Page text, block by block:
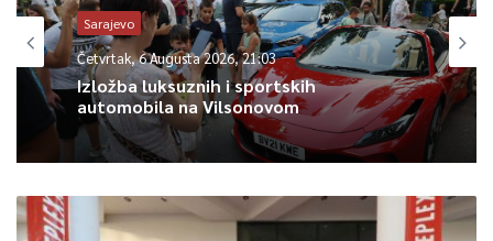
pitanja o tretmanu opozicionara, ističući američka domaća
previranja, uključujući proteste Black Lives Matter i pobunu na
Kapitolu 6. januara.
0
Article Rating
Sarajevo
Četvrtak, 6 Augusta 2026, 21:03
Izložba luksuznih i sportskih
automobila na Vilsonovom